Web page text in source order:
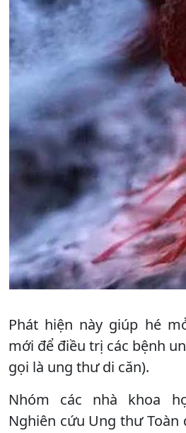
Phát hiện này giúp hé
mới để điều trị các bệnh
gọi là ung thư di căn).
Nhóm các nhà khoa
Nghiên cứu Ung thư Toàn